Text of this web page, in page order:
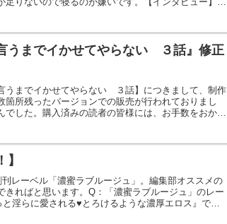
うまでイかせてやらない ３話』修正
うまでイかせてやらない ３話】につきまして、制作
箇所残ったバージョンでの販売が行われておりまし
した。購入済みの読者の皆様には、お手数をおかけ
レーベル「濃蜜ラブルージュ」。編集部オススメの
きればと思います。Q：「濃蜜ラブルージュ」のレー
淫らに愛される♥とろけるような濃厚エロス』で